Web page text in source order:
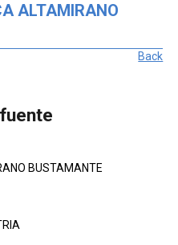
ALTAMIRANO
Back
BUSTAMANTE